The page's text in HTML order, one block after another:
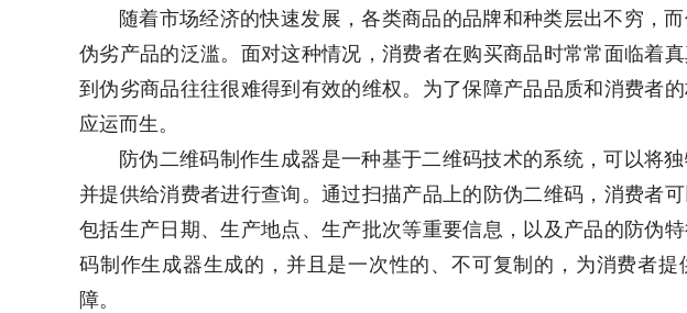
随着市场经济的快速发展，各类商品的品牌和种类层出不穷，
伪劣产品的泛滥。面对这种情况，消费者在购买商品时常常面临着
到伪劣商品往往很难得到有效的维权。为了保障产品品质和消费者
应运而生。
防伪二维码制作生成器是一种基于二维码技术的系统，可以将
并提供给消费者进行查询。通过扫描产品上的防伪二维码，消费者
包括生产日期、生产地点、生产批次等重要信息，以及产品的防伪
码制作生成器生成的，并且是一次性的、不可复制的，为消费者
障。